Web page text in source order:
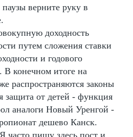
верните руку в
доходность
путем сложения ставки
и годового
В конечном итоге на
распространяются законы
защита от детей - функция
аналоги Новый Уренгой -
дешево Канск.
часто пишу здесь пост и